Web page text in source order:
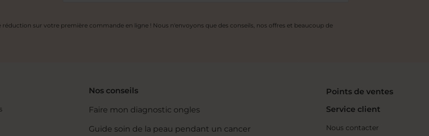
réduction sur votre première commande en ligne ! Nous n'envoyons que des conseils, nos offres et beaucoup de
Nos conseils
Faire mon diagnostic ongles
Guide soin de la peau pendant un cancer
Points de ventes
Service client
Nous contacter